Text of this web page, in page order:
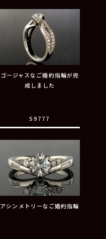
ゴージャスなご婚約指輪が完
成しました
S9777
アシンメトリーなご婚約指輪